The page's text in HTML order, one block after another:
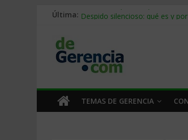
Última: Stablecoins para empresas:
Trabajo forzoso en la cadena
Mercado hispano de EE. UU.:
TEMAS DE GERENCIA